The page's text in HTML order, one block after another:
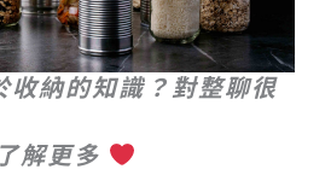
收納的知識？對整聊很
解更多